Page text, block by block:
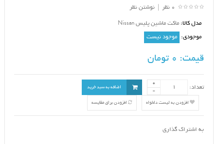
0 نظر نوشتن نظر
مدل کالا: ماکت ماشین پلیس Nissan
موجودی: موجود نیست
قیمت:
تعداد: اضافه به سبد خرید
افزودن به لیست دلخواه افزودن برای مقایسه
به اشتراک گذاری